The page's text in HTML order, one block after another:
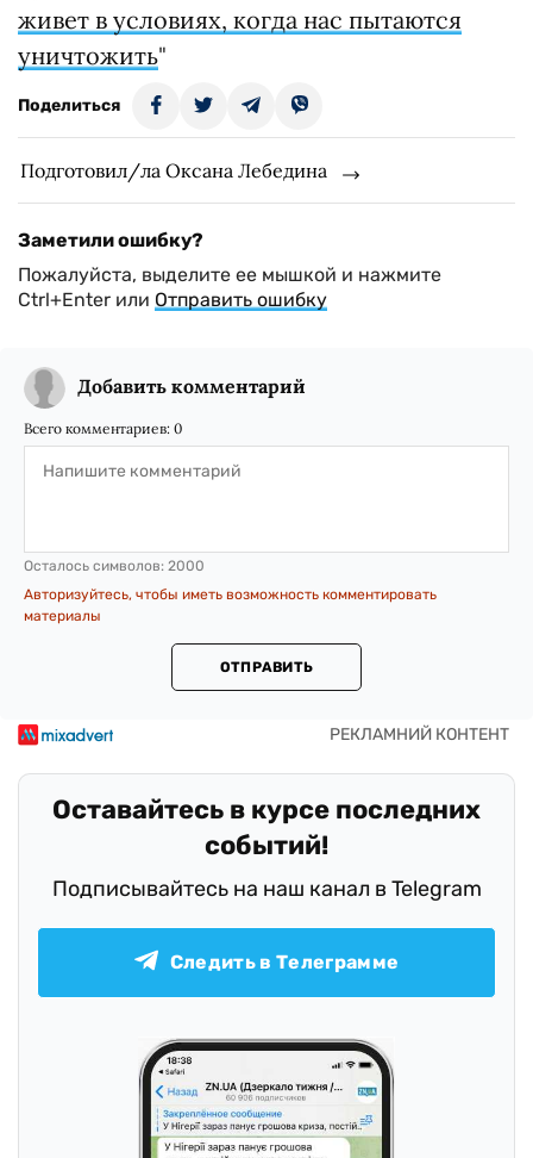
живет в условиях, когда нас пытаются
уничтожить"
Поделиться
Подготовил/ла Оксана Лебедина
Заметили ошибку?
Пожалуйста, выделите ее мышкой и нажмите
Ctrl+Enter или Отправить ошибку
Добавить комментарий
Всего комментариев: 0
Осталось символов: 2000
Авторизуйтесь, чтобы иметь возможность комментировать
материалы
ОТПРАВИТЬ
Оставайтесь в курсе последних
событий!
Подписывайтесь на наш канал в Telegram
Следить в Телеграмме